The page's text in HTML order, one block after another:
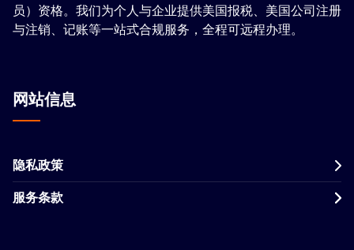
员）资格。我们为个人与企业提供美国报税、美国公司注册
与注销、记账等一站式合规服务，全程可远程办理。
网站信息
隐私政策
服务条款